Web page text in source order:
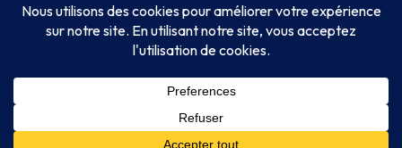
AUBEAUFIXE.FR